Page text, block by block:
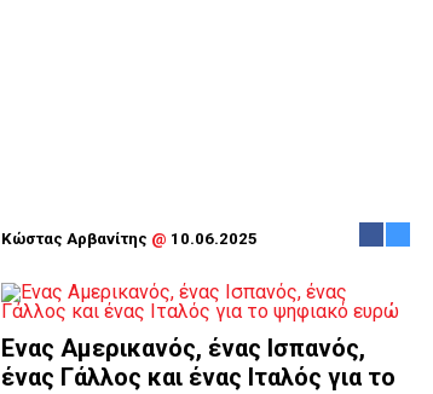
Κώστας Αρβανίτης @ 10.06.2025
Ενας Αμερικανός, ένας Ισπανός,
ένας Γάλλος και ένας Ιταλός για το